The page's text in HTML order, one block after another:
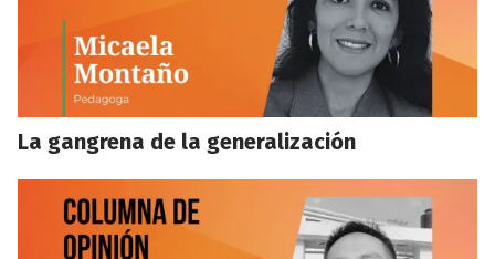
La gangrena de la generalización